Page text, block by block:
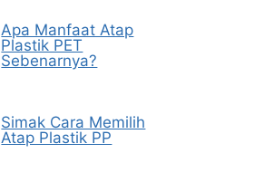
Apa Manfaat Atap
Plastik PET
Sebenarnya?
Simak Cara Memilih
Atap Plastik PP